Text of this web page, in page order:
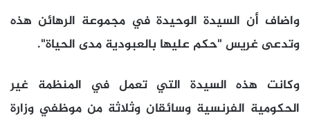
واضاف أن السيدة الوحيدة في مجموعة الرهائن هذه
وتدعى غريس "حكم عليها بالعبودية مدى الحياة".
وكانت هذه السيدة التي تعمل في المنظمة غير
الحكومية الفرنسية وسائقان وثلاثة من موظفي وزارة